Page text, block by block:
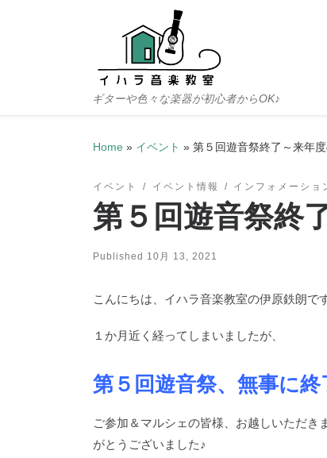
ギターや色々な楽器が初心者からOK♪
Home » イベント » 第５回遊音祭終了～来年
イベント イベント情報 インフォメーショ
第５回遊音祭終
Published 10月 13, 2021
こんにちは、イハラ音楽教室の伊原鉄朗です
１か月近く経ってしまいましたが、
第５回遊音祭、無事に終
ご参加＆マルシェの皆様、お越しいただき
がとうございました♪